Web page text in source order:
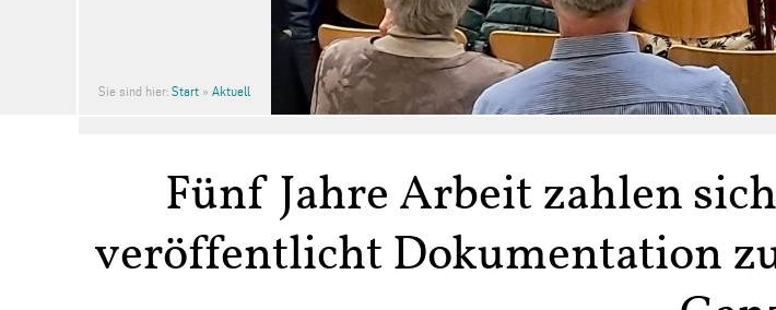
Sie sind hier: Start » Aktuell
Fünf Jahre Arbeit zahlen
veröffentlicht Dokumentation